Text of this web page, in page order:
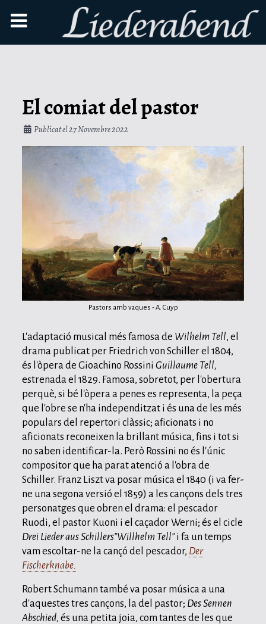
El comiat del pastor
Publicat el 27 Novembre 2022
Pastors amb vaques - A. Cuyp
L'adaptació musical més famosa de Wilhelm Tell, el
drama publicat per Friedrich von Schiller el 1804,
és l'òpera de Gioachino Rossini Guillaume Tell,
estrenada el 1829. Famosa, sobretot, per l'obertura
perquè, si bé l'òpera a penes es representa, la peça
que l'obre se n'ha independitzat i és una de les més
populars del repertori clàssic; aficionats i no
aficionats reconeixen la brillant música, fins i tot si
no saben identificar-la. Però Rossini no és l'únic
compositor que ha parat atenció a l'obra de
Schiller. Franz Liszt va posar música el 1840 (i va fer-
ne una segona versió el 1859) a les cançons dels tres
personatges que obren el drama: el pescador
Ruodi, el pastor Kuoni i el caçador Werni; és el cicle
Drei Lieder aus Schillers"Willhelm Tell"i fa un temps
vam escoltar-ne la cançó del pescador, Der
Fischerknabe.
Robert Schumann també va posar música a una
d'aquestes tres cançons, la del pastor; Des Sennen
Abschied, és una petita joia, com tantes de les que